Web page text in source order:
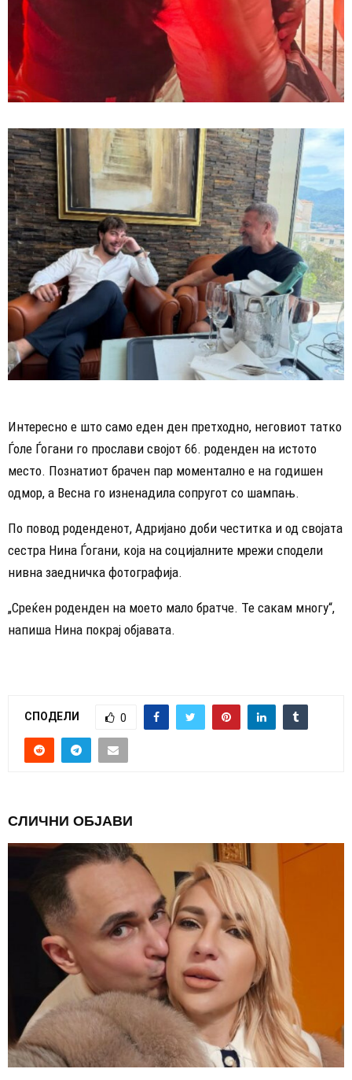
Интересно е што само еден ден претходно, неговиот татко
Ѓоле Ѓогани го прослави својот 66. роденден на истото
место. Познатиот брачен пар моментално е на годишен
одмор, а Весна го изненадила сопругот со шампањ.
По повод роденденот, Адријано доби честитка и од својата
сестра Нина Ѓогани, која на социјалните мрежи сподели
нивна заедничка фотографија.
„Среќен роденден на моето мало братче. Те сакам многу“,
напиша Нина покрај објавата.
СПОДЕЛИ 0
СЛИЧНИ ОБЈАВИ